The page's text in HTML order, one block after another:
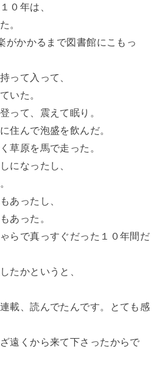
０年は、
。
がかかるまで図書館にこもっ
って入って、
いた。
って、震えて眠り。
住んで泡盛を飲んだ。
草原を馬で走った。
になったし、
あったし、
あった。
らで真っすぐだった１０年間だ
たかというと、
載、読んでたんです。とても感
遠くから来て下さったからで